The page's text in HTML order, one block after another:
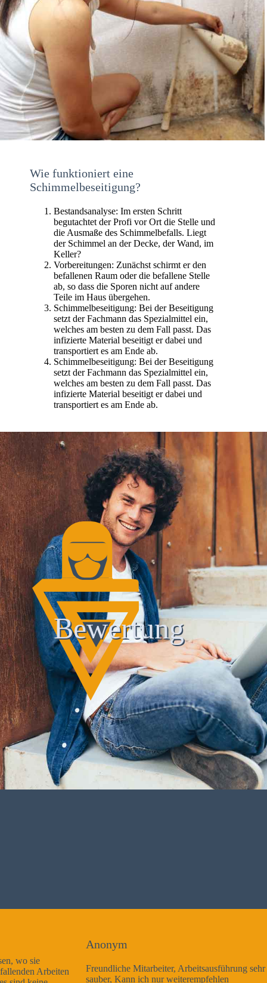
Wie funktioniert eine
Schimmelbeseitigung?
Bestandsanalyse: Im ersten Schritt
begutachtet der Profi vor Ort die Stelle und
die Ausmaße des Schimmelbefalls. Liegt
der Schimmel an der Decke, der Wand, im
Keller?
Vorbereitungen: Zunächst schirmt er den
befallenen Raum oder die befallene Stelle
ab, so dass die Sporen nicht auf andere
Teile im Haus übergehen.
Schimmelbeseitigung: Bei der Beseitigung
setzt der Fachmann das Spezialmittel ein,
welches am besten zu dem Fall passt. Das
infizierte Material beseitigt er dabei und
transportiert es am Ende ab.
Schimmelbeseitigung: Bei der Beseitigung
setzt der Fachmann das Spezialmittel ein,
welches am besten zu dem Fall passt. Das
infizierte Material beseitigt er dabei und
transportiert es am Ende ab.
Bewertung
Freundliche Mitarbeiter, Arbeitsausführung sehr gut und sehr
sauber, Kann ich nur weiterempfehlen